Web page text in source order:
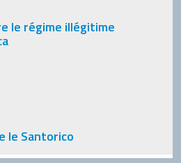
le régime illégitime
le Santorico